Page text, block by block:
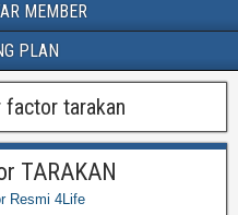
MEMBER
PLAN
tarakan
TARAKAN
Resmi 4Life